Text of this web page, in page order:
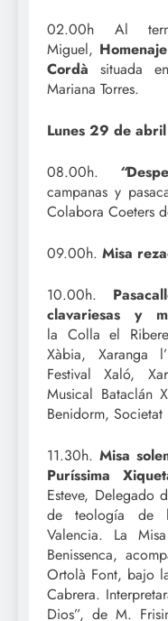
02.00h Al
Miguel,
Cordà situada
Mariana Torres.
Lunes 29 de
08.00h.
“
campanas y
Colabora Coeters
09.00h. Misa
10.00h.
clavariesas y
la Colla el
Xàbia, Xaranga
Festival Xaló,
Musical Bataclán
Benidorm,
11.30h. Misa
Puríssima
Esteve, Delegado
de teología de
Valencia. La
Benissenca,
Ortolà Font, bajo
Cabrera.
Dios”, de M.